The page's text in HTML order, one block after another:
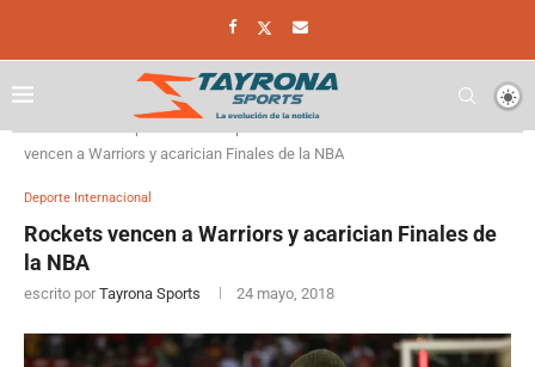
vencen a Warriors y acarician Finales de la NBA
Deporte Internacional
Rockets vencen a Warriors y acarician Finales de
la NBA
escrito por Tayrona Sports 24 mayo, 2018